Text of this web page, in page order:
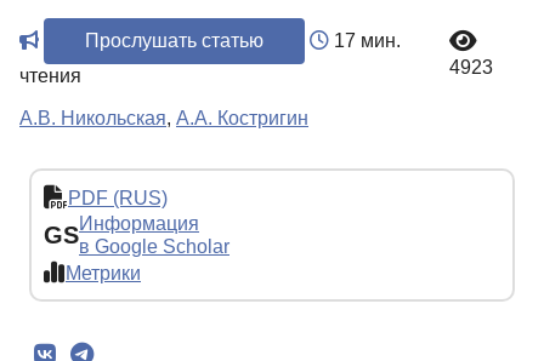
Прослушать статью
17 мин.
чтения
4923
А.В. Никольская, А.А. Костригин
PDF (RUS)
GSИнформация
в Google Scholar
Метрики